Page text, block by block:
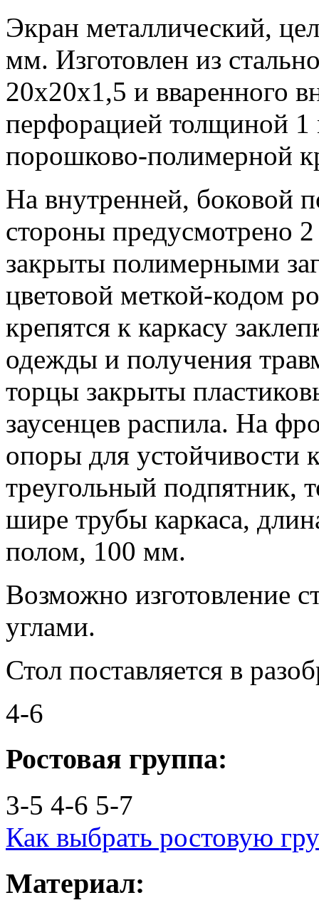
Экран металлический,
мм. Изготовлен из
20х20х1,5 и вваренного
перфорацией толщиной
порошково-полимерной
На внутренней, боковой
стороны предусмотрено
закрыты полимерными
цветовой меткой-кодом
крепятся к каркасу
одежды и получения
торцы закрыты
заусенцев распила. На
опоры для устойчивости
треугольный подпятник,
шире трубы каркаса,
полом, 100 мм.
Возможно изготовление
углами.
Стол поставляется в
4-6
Ростовая группа:
3-5 4-6 5-7
Как выбрать ростовую
Материал: